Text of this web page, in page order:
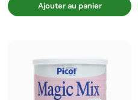
Ajouter au panier